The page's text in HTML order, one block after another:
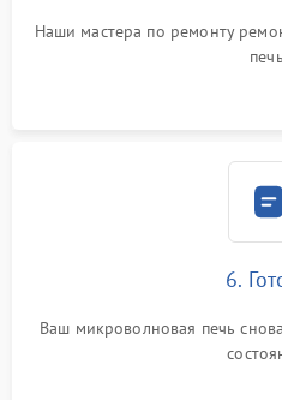
Наши мастера по ремонту
6.
Ваш микроволновая печь